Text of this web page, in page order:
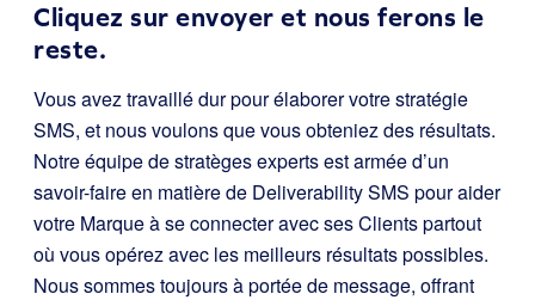
Cliquez sur envoyer et nous ferons le
reste.
Vous avez travaillé dur pour élaborer votre stratégie
SMS, et nous voulons que vous obteniez des résultats.
Notre équipe de stratèges experts est armée d’un
savoir-faire en matière de Deliverability SMS pour aider
votre Marque à se connecter avec ses Clients partout
où vous opérez avec les meilleurs résultats possibles.
Nous sommes toujours à portée de message, offrant